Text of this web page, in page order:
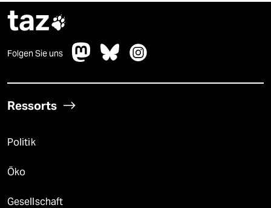
taz
Folgen Sie uns
Ressorts
Politik
Öko
Gesellschaft